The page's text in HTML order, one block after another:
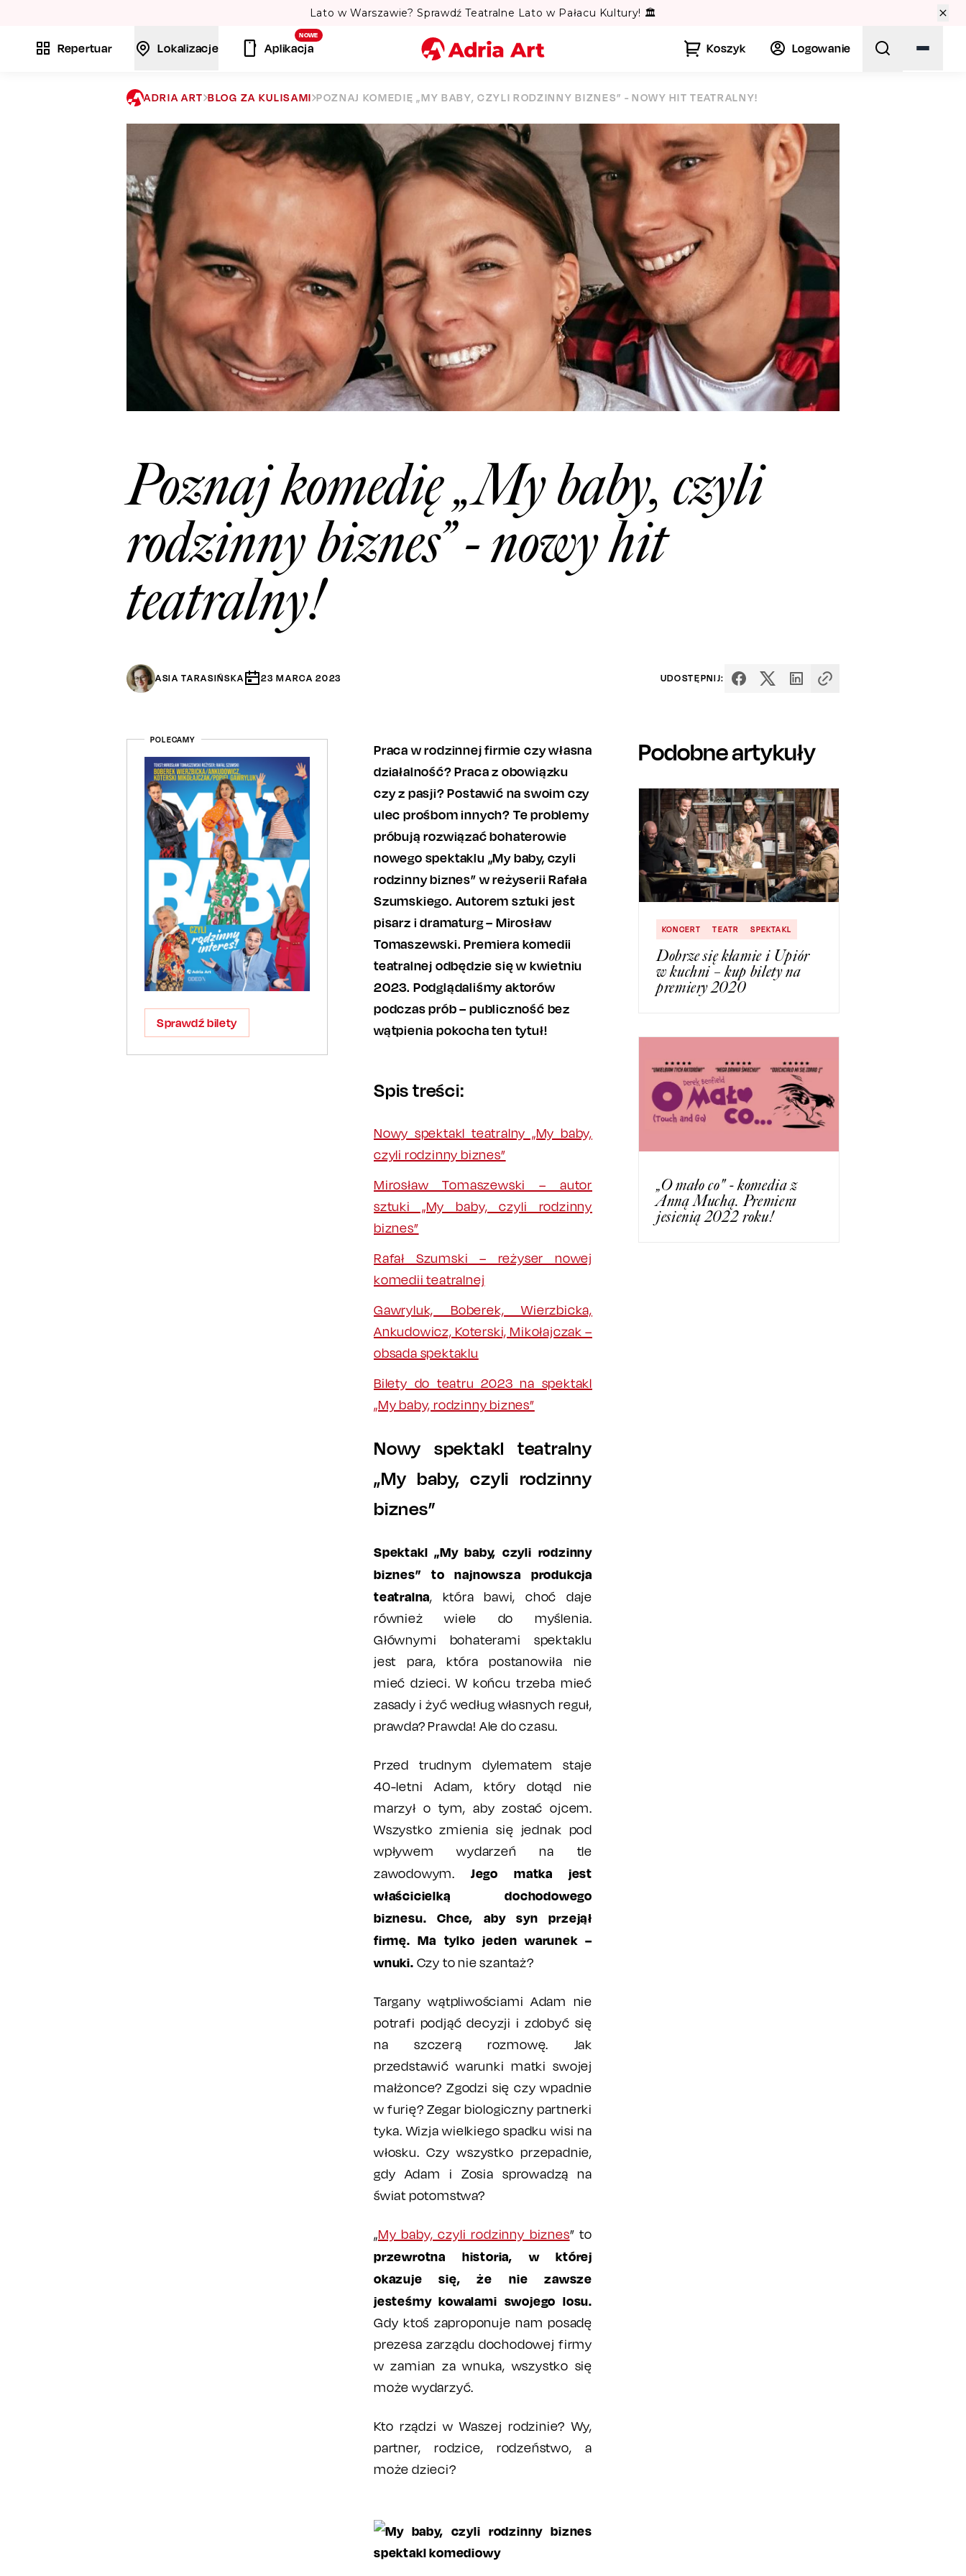
Lato w Warszawie? Sprawdź Teatralne Lato w Pałacu Kultury! 🏛️
Repertuar Lokalizacje
NOWE
Aplikacja Koszyk Logowanie
Miasto
Kategoria
Szukaj
ADRIA ART BLOG ZA KULISAMI POZNAJ KOMEDIĘ „MY BABY, CZYLI RODZINNY BIZNES” - NOWY HIT TEATRALNY!
Poznaj komedię „My baby, czyli
rodzinny biznes” - nowy hit
teatralny!
ASIA TARASIŃSKA 23 MARCA 2023 UDOSTĘPNIJ:
POLECAMY
Sprawdź bilety
Praca w rodzinnej firmie czy własna
działalność? Praca z obowiązku
czy z pasji? Postawić na swoim czy
ulec prośbom innych? Te problemy
próbują rozwiązać bohaterowie
nowego spektaklu „My baby, czyli
rodzinny biznes” w reżyserii Rafała
Szumskiego. Autorem sztuki jest
pisarz i dramaturg – Mirosław
Tomaszewski. Premiera komedii
teatralnej odbędzie się w kwietniu
2023. Podglądaliśmy aktorów
podczas prób – publiczność bez
wątpienia pokocha ten tytuł!
Spis treści:
Nowy spektakl teatralny „My baby,
czyli rodzinny biznes”
Mirosław Tomaszewski – autor
sztuki „My baby, czyli rodzinny
biznes”
Rafał Szumski – reżyser nowej
komedii teatralnej
Gawryluk, Boberek, Wierzbicka,
Ankudowicz, Koterski, Mikołajczak –
obsada spektaklu
Bilety do teatru 2023 na spektakl
„My baby, rodzinny biznes”
Nowy spektakl teatralny
„My baby, czyli rodzinny
biznes”
Spektakl „My baby, czyli rodzinny
biznes” to najnowsza produkcja
teatralna, która bawi, choć daje
również wiele do myślenia.
Głównymi bohaterami spektaklu
jest para, która postanowiła nie
mieć dzieci. W końcu trzeba mieć
zasady i żyć według własnych reguł,
prawda? Prawda! Ale do czasu.
Przed trudnym dylematem staje
40-letni Adam, który dotąd nie
marzył o tym, aby zostać ojcem.
Wszystko zmienia się jednak pod
wpływem wydarzeń na tle
zawodowym. Jego matka jest
właścicielką dochodowego
biznesu. Chce, aby syn przejął
firmę. Ma tylko jeden warunek –
wnuki. Czy to nie szantaż?
Targany wątpliwościami Adam nie
potrafi podjąć decyzji i zdobyć się
na szczerą rozmowę. Jak
przedstawić warunki matki swojej
małżonce? Zgodzi się czy wpadnie
w furię? Zegar biologiczny partnerki
tyka. Wizja wielkiego spadku wisi na
włosku. Czy wszystko przepadnie,
gdy Adam i Zosia sprowadzą na
świat potomstwa?
„My baby, czyli rodzinny biznes” to
przewrotna historia, w której
okazuje się, że nie zawsze
jesteśmy kowalami swojego losu.
Gdy ktoś zaproponuje nam posadę
prezesa zarządu dochodowej firmy
w zamian za wnuka, wszystko się
może wydarzyć.
Kto rządzi w Waszej rodzinie? Wy,
partner, rodzice, rodzeństwo, a
może dzieci?
Podobne artykuły
KONCERT TEATR SPEKTAKL
Dobrze się kłamie i Upiór
w kuchni – kup bilety na
premiery 2020
„O mało co" - komedia z
Anną Muchą. Premiera
jesienią 2022 roku!